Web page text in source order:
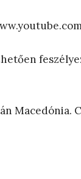
Macedónia.